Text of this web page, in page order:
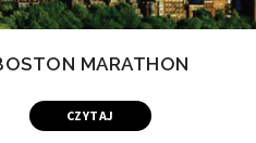
MARATHON